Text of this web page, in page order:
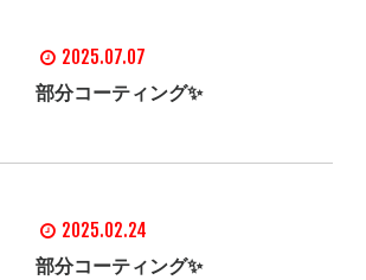
2025.07.07
部分コーティング✨
2025.02.24
部分コーティング✨